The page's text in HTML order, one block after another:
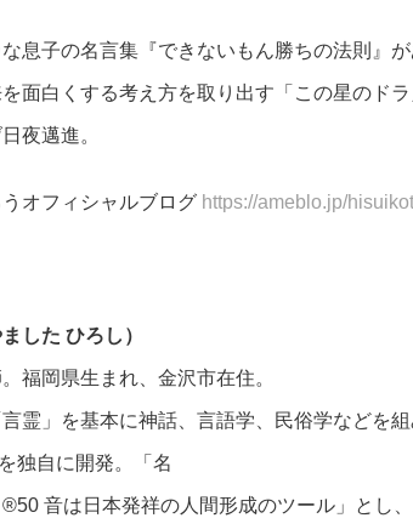
息子の名言集『できないもん勝ちの法則』
を面白くする考え方を取り出す「この星のド
夜邁進。
オフィシャルブログ https://ameblo.jp/
した ひろし）
福岡県生まれ、金沢市在住。
霊」を基本に神話、言語学、民俗学などを
独自に開発。「名
音は日本発祥の人間形成のツール」とし